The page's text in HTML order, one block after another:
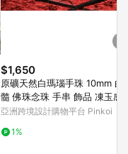
$1,650
原礦天然白瑪瑙手珠 10mm 白玉
髓 佛珠念珠 手串 飾品 凍玉感
亞洲跨境設計購物平台 Pinkoi
1%